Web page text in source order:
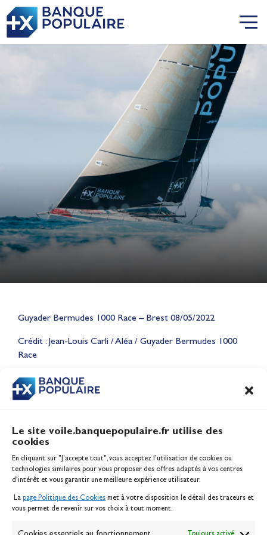
Le site voile.banquepopulaire.fr utilise des
cookies
En cliquant sur "J'accepte tout", vous acceptez l’utilisation de cookies ou
technologies similaires pour vous proposer des offres adaptés à vos centres
d’intérêt et vous garantir une meilleure expérience utilisateur.
La page Politique des Cookies met à votre disposition le détail des traceurs et
vous permet de revenir sur vos choix à tout moment.
Toujours activé
Guyader Bermudes 1000 Race – Brest 08/05/2022
Crédit : Jean-Louis Carli / Aléa / Guyader Bermudes 1000
Race
CONTENU
Lauriane Nolot en or à Long
Beach, sur le plan d'eau des
Inscription serveur média
Contact
Politique des cookies
Banque de la voile